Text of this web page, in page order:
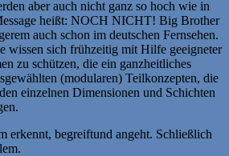
aber auch nicht ganz so hoch wie in
heißt: NOCH NICHT! Big Brother
auch schon im deutschen Fernsehen.
wissen sich frühzeitig mit Hilfe geeigneter
zu schützen, die ein ganzheitliches
(modularen) Teilkonzepten, die
einzelnen Dimensionen und Schichten
erkennt, begreiftund angeht. Schließlich